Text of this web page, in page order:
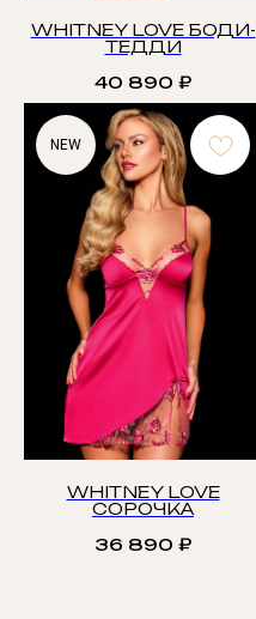
WHITNEY LOVE БОДИ-
ТЕДДИ
40 890 ₽
NEW
WHITNEY LOVE
СОРОЧКА
36 890 ₽